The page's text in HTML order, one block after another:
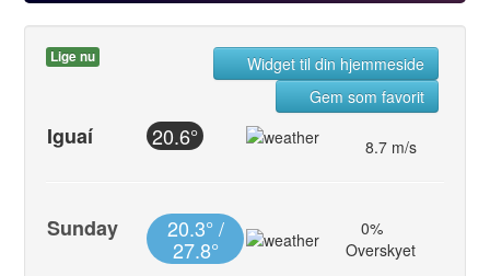
Lige nu
Widget til din hjemmeside
Gem som favorit
Iguaí 20.6° 8.7 m/s
Sunday 20.3° /
27.8°
0%
Overskyet